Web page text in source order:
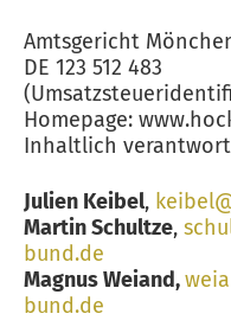
Amtsgericht
DE 123 512 483
Homepage:
Inhaltlich
Julien Keibel,
Martin Schultze,
bund.de
Magnus Weiand,
bund.de